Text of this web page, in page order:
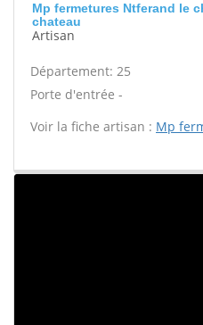
Mp fermetures Ntferand le
chateau
Artisan
Département: 25
Porte d'entrée -
Voir la fiche artisan : Mp